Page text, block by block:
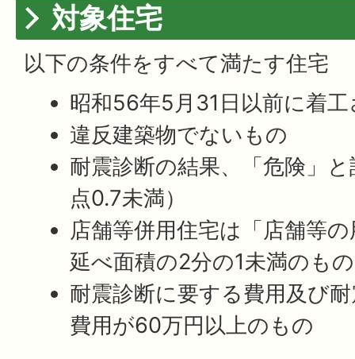
対象住宅
以下の条件をすべて満たす住宅
昭和56年5月31日以前に着
違反建築物でないもの
耐震診断の結果、「危険」
点0.7未満）
店舗等併用住宅は「店舗等
延べ面積の2分の1未満のも
耐震診断に要する費用及び
費用が60万円以上のもの